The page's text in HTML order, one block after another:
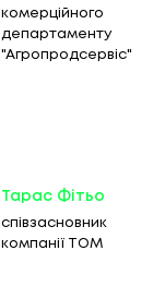
комерційного
департаменту
"Агропродсервіс"
Тарас Фітьо
співзасновник
компанії TOM